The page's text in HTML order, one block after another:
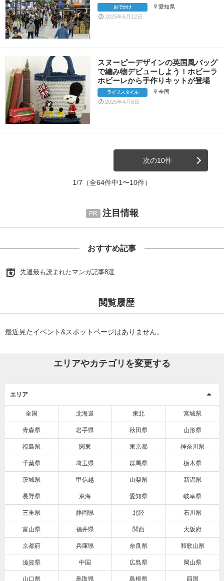
おでかけ
愛知県
2025年5月12日
スヌーピーデザインの英国風バッグ
で編み物デビューしよう！ホビーラ
ホビーレから手作りキットが登場
ライフスタイル
全国
2025年4月8日
次の10件
1/7 （全64件中1〜10件）
注目情報
おすすめ記事
先週最も読まれたマンガ記事8選
閲覧履歴
最近見たイベント&スポットページはありません。
エリアやカテゴリを変更する
エリア
全国 北海道 東北 宮城県
青森県 岩手県 秋田県 山形県
福島県 関東 東京都 神奈川県
千葉県 埼玉県 群馬県 栃木県
茨城県 甲信越 山梨県 新潟県
長野県 東海 愛知県 岐阜県
三重県 静岡県 北陸 石川県
富山県 福井県 関西 大阪府
京都府 兵庫県 奈良県 和歌山県
滋賀県 中国 広島県 岡山県
山口県 鳥取県 島根県 四国